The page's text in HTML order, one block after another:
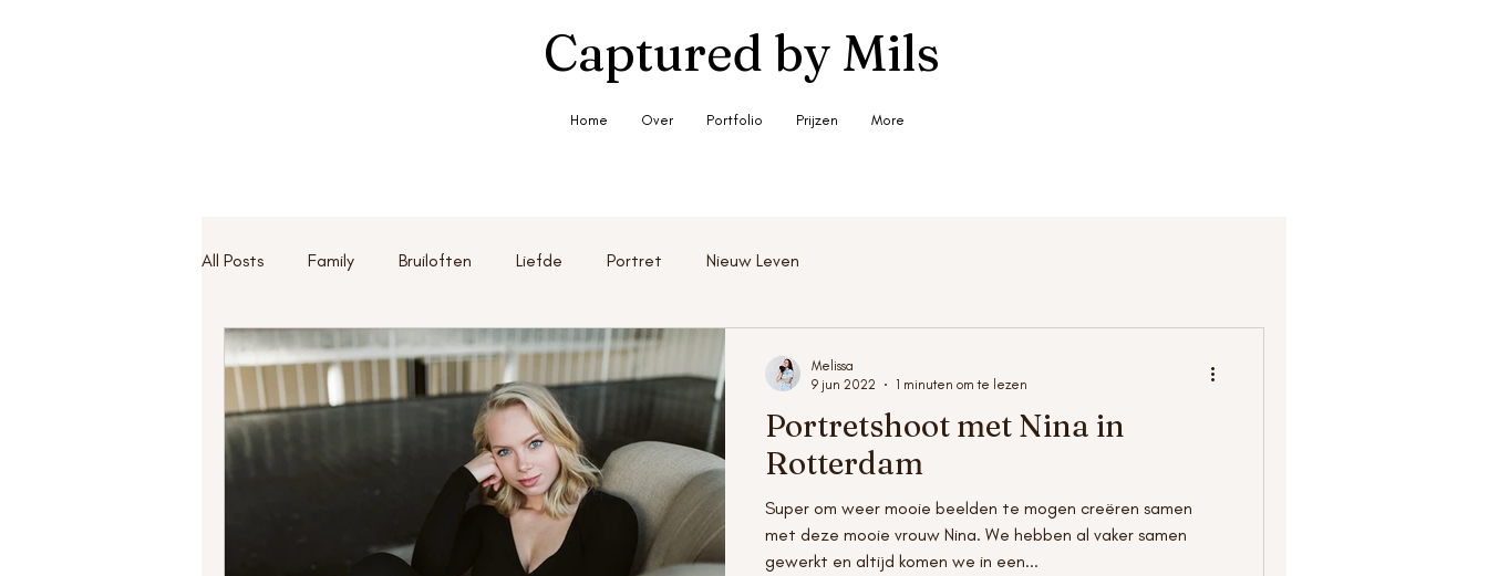
Captured by Mils
Home Over Portfolio Prijzen More
All Posts Family Bruiloften Liefde Portret Nieuw Leven
Portretshoot met Nina in
Rotterdam
Super om weer mooie beelden te mogen creëren samen
met deze mooie vrouw Nina. We hebben al vaker samen
gewerkt en altijd komen we in een...
Melissa
9 jun 2022
1 minuten om te lezen